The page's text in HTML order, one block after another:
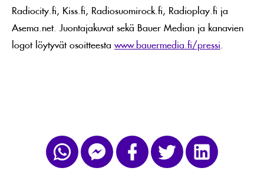
Radiocity.fi, Kiss.fi, Radiosuomirock.fi, Radioplay.fi ja
Asema.net. Juontajakuvat sekä Bauer Median ja kanavien
logot löytyvät osoitteesta www.bauermedia.fi/pressi